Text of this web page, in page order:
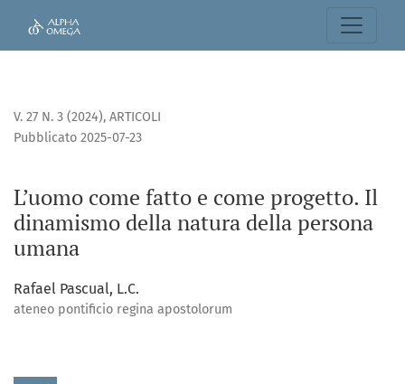
V. 27 N. 3 (2024), ARTICOLI
L’uomo come fatto e come progetto. Il
dinamismo della natura della persona
umana
Pubblicato 2025-07-23
Rafael Pascual, L.C.
ateneo pontificio regina apostolorum